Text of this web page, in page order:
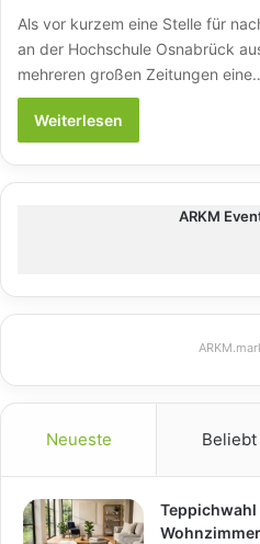
Als vor kurzem eine Stelle für
an der Hochschule Osnabrück
mehreren großen Zeitungen
Weiterlesen
ARKM
Neueste Beliebt
Teppichwahl